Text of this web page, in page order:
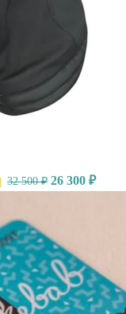
32 500₽ 26 300 ₽